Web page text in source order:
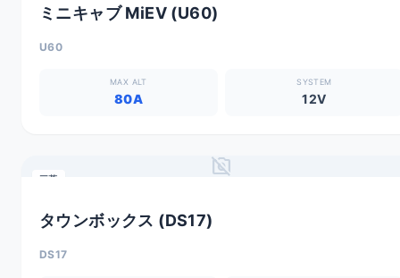
ミニキャブ MiEV (U60)
U60
MAX ALT
80A
SYSTEM
12V
no_photography
三菱
タウンボックス (DS17)
DS17